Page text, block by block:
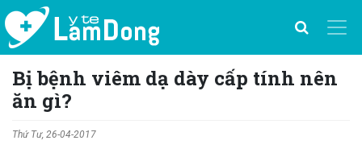
Bị bệnh viêm dạ dày cấp tính nên
ăn gì?
Thứ Tư, 26-04-2017